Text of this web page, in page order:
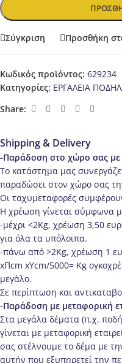
Σύγκριση Προσθήκη
Κωδικός προϊόντος: 629234
Κατηγορίες: ΕΡΓΑΛΕΙΑ
Share:
Shipping & Delivery
-Παράδοση στο χώρο σας
Το κατάστημα μας
παραδώσει στον χώρο σας
Οι ταχυμεταφορές
Η χρέωση γίνεται σύμφωνα
-μέχρι <2Kg, χρέωση 3,50
για όλα τα υπόλοιπα.
-πάνω από >2Κg, χρέωση 1
xΠcm xΥcm/5000= Kg
μεγάλο.
Σε περίπτωση και
-Παράδοση με μεταφορική
Στα μεγάλα δέματα (π.χ.
γίνεται με μεταφορική
σας στέλνουμε το δέμα με
αυτήν που εξυπηρετεί την